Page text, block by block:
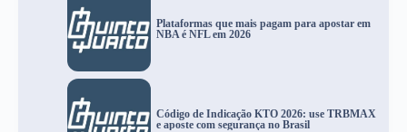
Plataformas que mais pagam para apostar em
NBA é NFL em 2026
Código de Indicação KTO 2026: use TRBMAX
e aposte com segurança no Brasil